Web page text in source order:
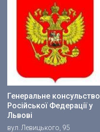
Генеральне консульство
Російської Федерації у
Львові
вул. Левицького, 95